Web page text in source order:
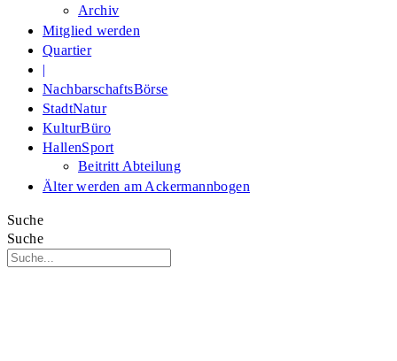
Archiv
Mitglied werden
Quartier
|
NachbarschaftsBörse
StadtNatur
KulturBüro
HallenSport
Beitritt Abteilung
Älter werden am Ackermannbogen
Suche
Suche